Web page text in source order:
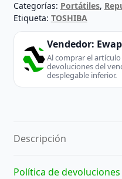
Categorías: Portátiles,
Etiqueta: TOSHIBA
Vendedor:
Al comprar el
devoluciones del
desplegable inferior.
Descripción
Política de devoluciones